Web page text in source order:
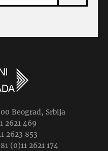
Beograd, Srbija
2621 469
2623 853
(0)11 2621 174